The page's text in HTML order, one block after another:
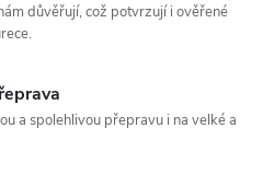
důvěřují, což potvrzují i ověřené
a spolehlivou přepravu i na velké a